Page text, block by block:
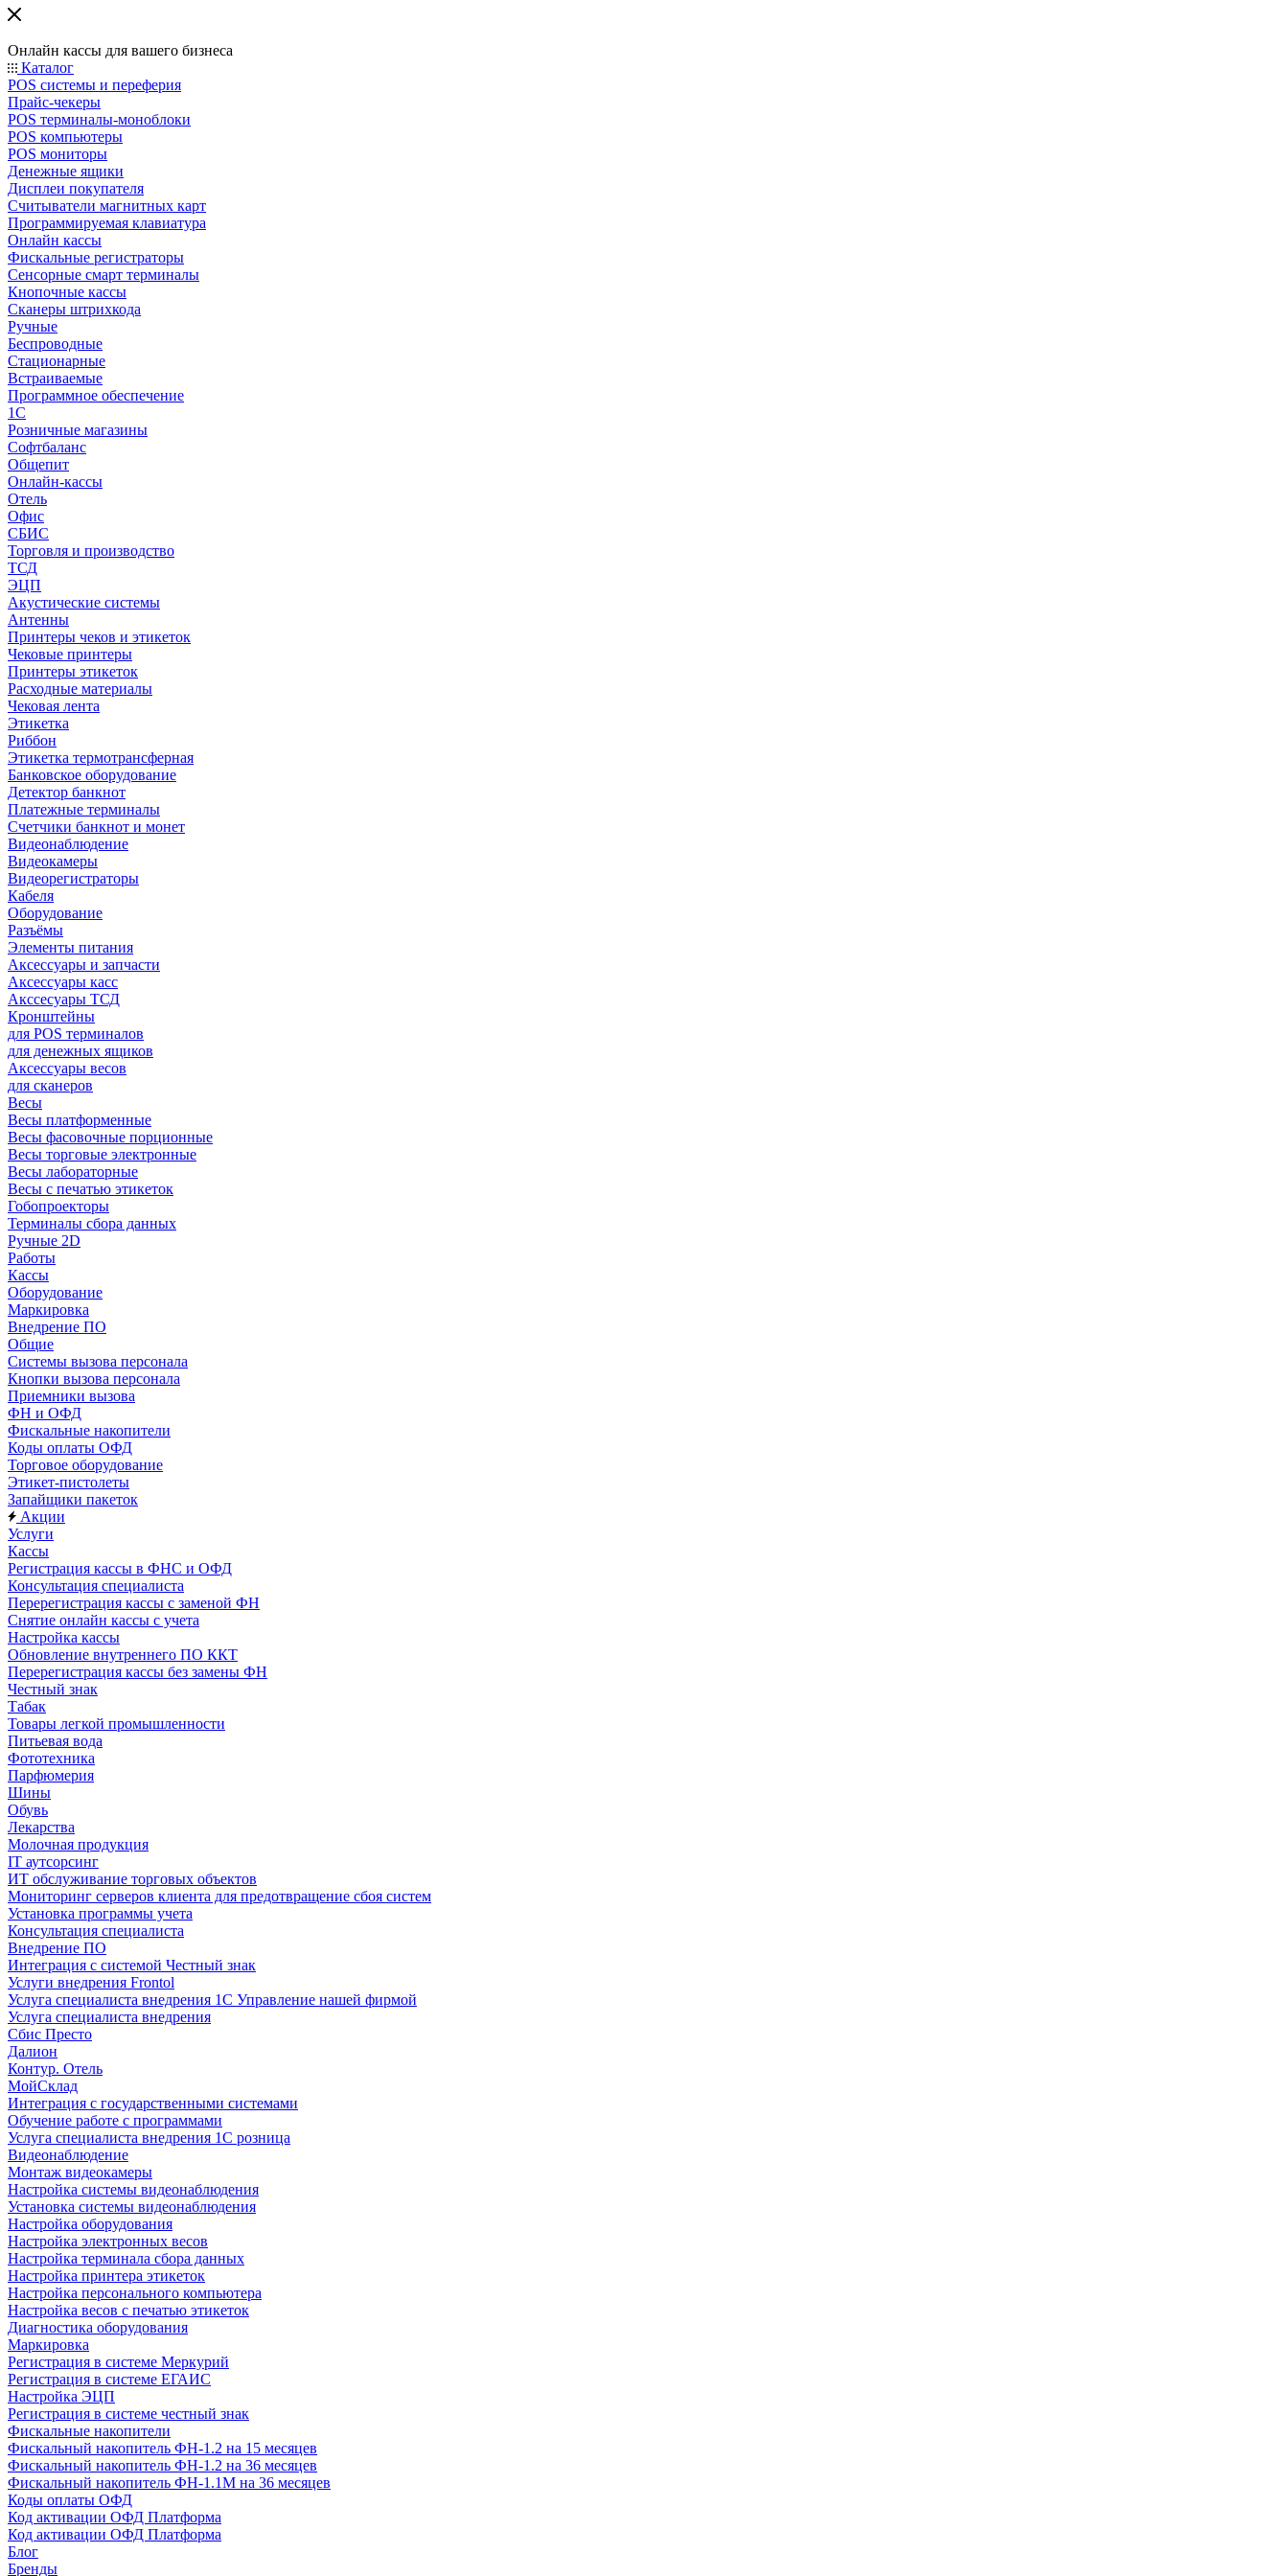
Онлайн кассы для вашего бизнеса
Каталог
POS системы и переферия
Прайс-чекеры
POS терминалы-моноблоки
POS компьютеры
POS мониторы
Денежные ящики
Дисплеи покупателя
Считыватели магнитных карт
Программируемая клавиатура
Онлайн кассы
Фискальные регистраторы
Сенсорные смарт терминалы
Кнопочные кассы
Сканеры штрихкода
Ручные
Беспроводные
Стационарные
Встраиваемые
Программное обеспечение
1С
Розничные магазины
Софтбаланс
Общепит
Онлайн-кассы
Отель
Офис
СБИС
Торговля и производство
ТСД
ЭЦП
Акустические системы
Антенны
Принтеры чеков и этикеток
Чековые принтеры
Принтеры этикеток
Расходные материалы
Чековая лента
Этикетка
Риббон
Этикетка термотрансферная
Банковское оборудование
Детектор банкнот
Платежные терминалы
Счетчики банкнот и монет
Видеонаблюдение
Видеокамеры
Видеорегистраторы
Кабеля
Оборудование
Разъёмы
Элементы питания
Аксессуары и запчасти
Аксессуары касс
Акссесуары ТСД
Кронштейны
для POS терминалов
для денежных ящиков
Аксессуары весов
для сканеров
Весы
Весы платформенные
Весы фасовочные порционные
Весы торговые электронные
Весы лабораторные
Весы с печатью этикеток
Гобопроекторы
Терминалы сбора данных
Ручные 2D
Работы
Кассы
Оборудование
Маркировка
Внедрение ПО
Общие
Системы вызова персонала
Кнопки вызова персонала
Приемники вызова
ФН и ОФД
Фискальные накопители
Коды оплаты ОФД
Торговое оборудование
Этикет-пистолеты
Запайщики пакеток
Акции
Услуги
Кассы
Регистрация кассы в ФНС и ОФД
Консультация специалиста
Перерегистрация кассы с заменой ФН
Снятие онлайн кассы с учета
Настройка кассы
Обновление внутреннего ПО ККТ
Перерегистрация кассы без замены ФН
Честный знак
Табак
Товары легкой промышленности
Питьевая вода
Фототехника
Парфюмерия
Шины
Обувь
Лекарства
Молочная продукция
IT аутсорсинг
ИТ обслуживание торговых объектов
Мониторинг серверов клиента для предотвращение сбоя систем
Установка программы учета
Консультация специалиста
Внедрение ПО
Интеграция с системой Честный знак
Услуги внедрения Frontol
Услуга специалиста внедрения 1С Управление нашей фирмой
Услуга специалиста внедрения
Сбис Престо
Далион
Контур. Отель
МойСклад
Интеграция с государственными системами
Обучение работе с программами
Услуга специалиста внедрения 1С розница
Видеонаблюдение
Монтаж видеокамеры
Настройка системы видеонаблюдения
Установка системы видеонаблюдения
Настройка оборудования
Настройка электронных весов
Настройка терминала сбора данных
Настройка принтера этикеток
Настройка персонального компьютера
Настройка весов с печатью этикеток
Диагностика оборудования
Маркировка
Регистрация в системе Меркурий
Регистрация в системе ЕГАИС
Настройка ЭЦП
Регистрация в системе честный знак
Фискальные накопители
Фискальный накопитель ФН-1.2 на 15 месяцев
Фискальный накопитель ФН-1.2 на 36 месяцев
Фискальный накопитель ФН-1.1М на 36 месяцев
Коды оплаты ОФД
Код активации ОФД Платформа
Код активации ОФД Платформа
Блог
Бренды